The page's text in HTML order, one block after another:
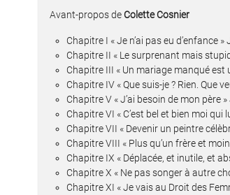
Avant-propos de Colette Cosnier
Chapitre I « Je n’ai pas eu d’enfance
Chapitre II « Le surprenant mais
Chapitre III « Un mariage manqué
Chapitre IV « Que suis-je ? Rien. Que
Chapitre V « J’ai besoin de mon père
Chapitre VI « C’est bel et bien moi
Chapitre VII « Devenir un peintre
Chapitre VIII « Plus qu’un frère et
Chapitre IX « Déplacée, et inutile, et
Chapitre X « Ne pas songer à autre
Chapitre XI « Je vais au Droit des